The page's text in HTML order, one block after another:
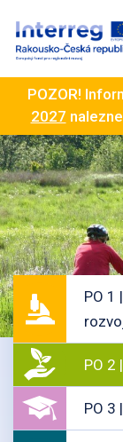
POZOR!
2027
PO 1
PO 2
PO 3